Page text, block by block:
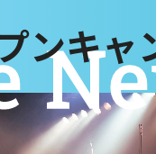
ンキャ